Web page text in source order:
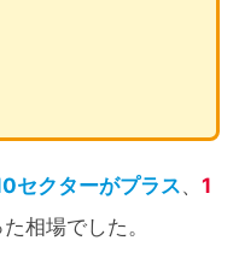
セクターがプラス、 1
相場でした。